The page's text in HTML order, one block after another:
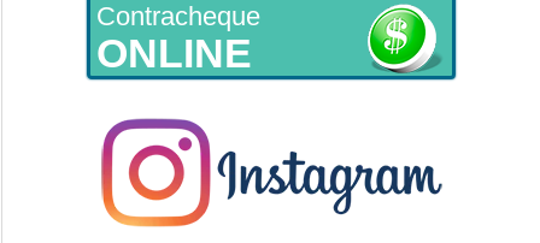
Contracheque
ONLINE